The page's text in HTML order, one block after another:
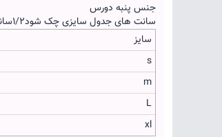
جنس پنبه دورس
سانت های جدول سایزی چک شود۱/۲سانت خطا در نظربگیرید
سایز
s
m
L
xl